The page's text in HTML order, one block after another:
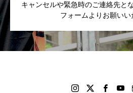
キャンセルや緊急時のご連絡先と
フォームよりお願いい